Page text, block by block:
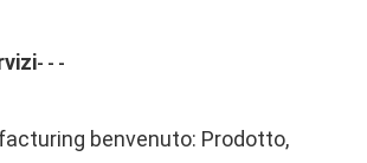
- - -
benvenuto: Prodotto,